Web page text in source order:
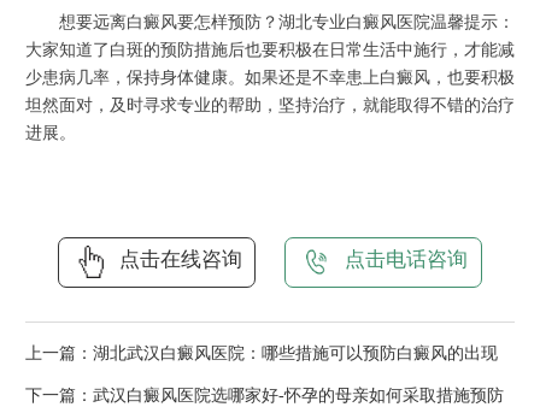
想要远离白癜风要怎样预防？湖北专业白癜风医院温馨提示：
大家知道了白斑的预防措施后也要积极在日常生活中施行，才能减
少患病几率，保持身体健康。如果还是不幸患上白癜风，也要积极
坦然面对，及时寻求专业的帮助，坚持治疗，就能取得不错的治疗
进展。
点击在线咨询 点击电话咨询
上一篇： 湖北武汉白癜风医院：哪些措施可以预防白癜风的出现
下一篇： 武汉白癜风医院选哪家好-怀孕的母亲如何采取措施预防